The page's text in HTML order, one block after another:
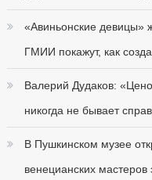
«Авиньонские девицы»
ГМИИ покажут, как
Валерий Дудаков:
никогда не бывает
В Пушкинском музее
венецианских